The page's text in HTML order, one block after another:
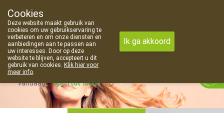
09 373 94 03
Vandaag open tot 19u00
Cookies
Deze website maakt gebruik van
cookies om uw gebruikservaring te
verbeteren en om onze diensten en
aanbiedingen aan te passen aan
uw interesses. Door op deze
website te blijven, accepteert u dit
gebruik van cookies. Klik hier voor
meer info.
Ik ga akkoord